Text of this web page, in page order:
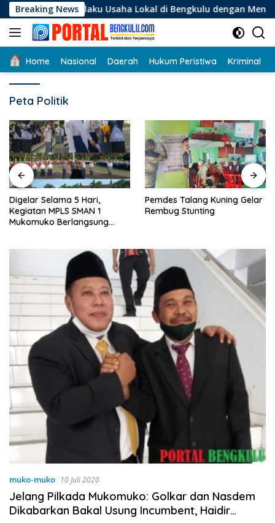
Langsung
ke
konten
Breaking News
Pelaku Usaha Lokal di Bengkulu dengan Meningkatkan
Home Nasional Daerah Hukum Peristiwa Kriminal
Peta Politik
Digelar Selama 5 Hari,
Kegiatan MPLS SMAN 1
Mukomuko Berlangsung
Pemdes Talang Kuning Gelar
Rembug Stunting
muko-muko 10 Juli 2020
Jelang Pilkada Mukomuko: Golkar dan Nasdem
Dikabarkan Bakal Usung Incumbent, Haidir